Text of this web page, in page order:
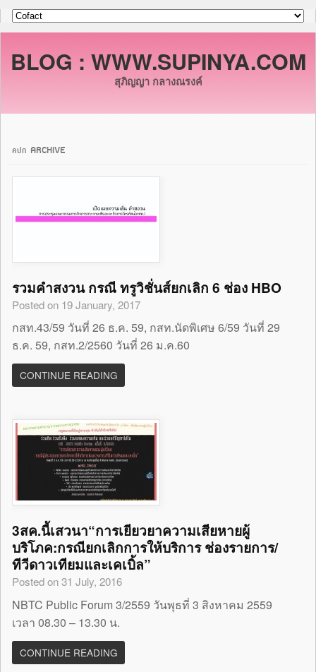
BLOG : WWW.SUPINYA.COM
สุภิญญา กลางณรงค์
คปก ARCHIVE
รวมคำสงวน กรณี ทรูวิชั่นส์ยกเลิก 6 ช่อง HBO
Posted on 19 January, 2017
กสท.43/59 วันที่ 26 ธ.ค. 59, กสท.นัดพิเศษ 6/59 วันที่ 29
ธ.ค. 59, กสท.2/2560 วันที่ 26 ม.ค.60
CONTINUE READING
3สค.นี้เสวนา“การเยียวยาความเสียหายผู้
บริโภค:กรณียกเลิกการให้บริการ ช่องรายการ/
ทีวีดาวเทียมและเคเบิ้ล”
Posted on 31 July, 2016
NBTC Public Forum 3/2559 วันพุธที่ 3 สิงหาคม 2559
เวลา 08.30 – 13.30 น.
CONTINUE READING